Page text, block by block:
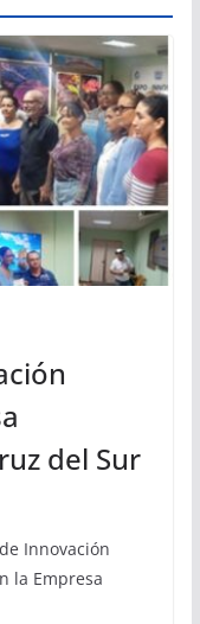
del Sur
Innovación
la Empresa